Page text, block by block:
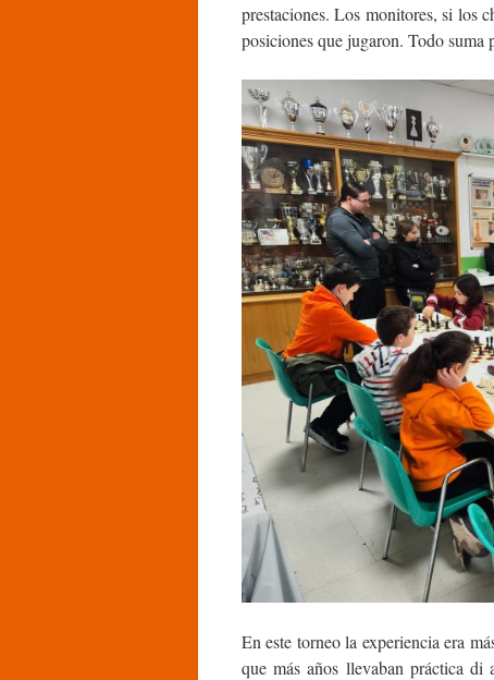
prestaciones. Los monitores, si los
posiciones que jugaron. Todo suma
En este torneo la experiencia era
que más años llevaban práctica